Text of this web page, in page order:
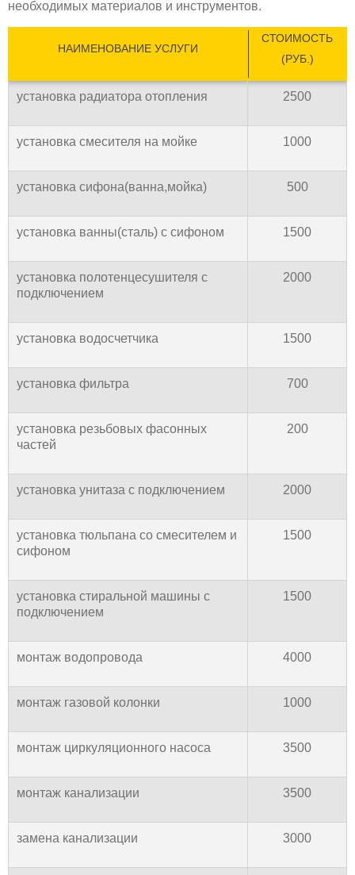
необходимых материалов и инструментов.
НАИМЕНОВАНИЕ УСЛУГИ
СТОИМОСТЬ
(РУБ.)
установка радиатора отопления 2500
установка смесителя на мойке 1000
установка сифона(ванна,мойка) 500
установка ванны(сталь) с сифоном 1500
установка полотенцесушителя с
подключением
2000
установка водосчетчика 1500
установка фильтра 700
установка резьбовых фасонных
частей
200
установка унитаза с подключением 2000
установка тюльпана со смесителем и
сифоном
1500
установка стиральной машины с
подключением
1500
монтаж водопровода 4000
монтаж газовой колонки 1000
монтаж циркуляционного насоса 3500
монтаж канализации 3500
замена канализации 3000